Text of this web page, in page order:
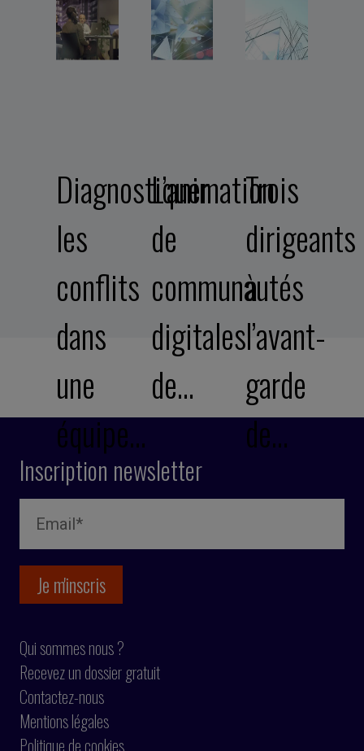
Diagnostiquer
les
conflits
dans
une
équipe…
L’animation
de
communautés
digitales
de…
Trois
dirigeants
à
l’avant-
garde
de…
Inscription newsletter
Qui sommes nous ?
Recevez un dossier gratuit
Contactez-nous
Mentions légales
Politique de cookies